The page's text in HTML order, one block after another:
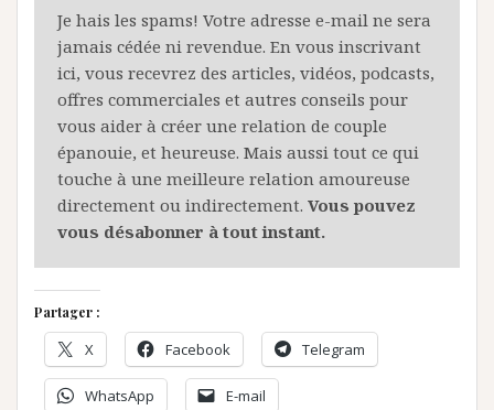
Je hais les spams! Votre adresse e-mail ne sera
jamais cédée ni revendue. En vous inscrivant
ici, vous recevrez des articles, vidéos, podcasts,
offres commerciales et autres conseils pour
vous aider à créer une relation de couple
épanouie, et heureuse. Mais aussi tout ce qui
touche à une meilleure relation amoureuse
directement ou indirectement. Vous pouvez
vous désabonner à tout instant.
Partager :
X Facebook Telegram
WhatsApp E-mail